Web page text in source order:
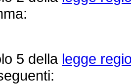
5 della legge